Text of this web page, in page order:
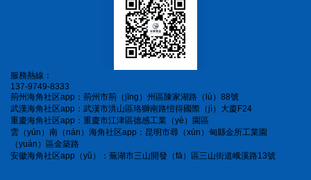
服務熱線：
137-9749-8333
荊州海角社区app：荊州市荊（jīng）州區陳家湖路（lù）88號
武漢海角社区app：武漢市洪山區珞獅南路愷得國際（jì）大廈F24
重慶海角社区app：重慶市江津區德感工業（yè）園區
雲（yún）南（nán）海角社区app：昆明市尋（xún）甸縣金所工業園
（yuán）區金築路
安徽海角社区app（yǔ）：蕪湖市三山開發（fā）區三山街道峨溪路13號